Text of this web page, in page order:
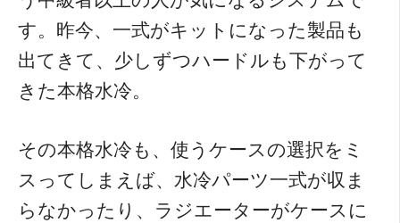
す。昨今、一式がキットになった製品も
出てきて、少しずつハードルも下がって
きた本格水冷。
その本格水冷も、使うケースの選択をミ
スってしまえば、水冷パーツ一式が収ま
らなかったり、ラジエーターがケースに